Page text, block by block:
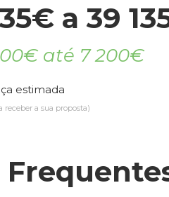
a 39
até 7 200€
estimada
receber a sua proposta)